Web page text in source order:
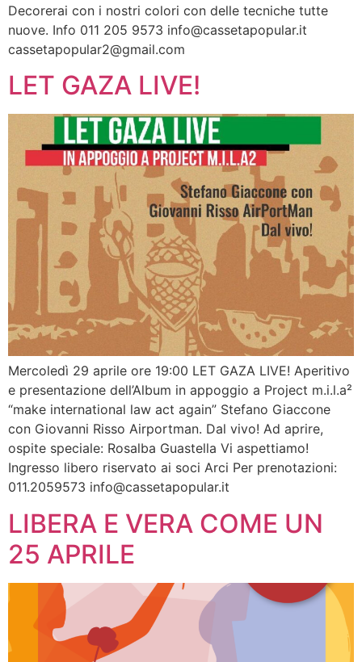
Decorerai con i nostri colori con delle tecniche tutte
nuove. Info 011 205 9573 info@cassetapopular.it
cassetapopular2@gmail.com
LET GAZA LIVE!
Mercoledì 29 aprile ore 19:00 LET GAZA LIVE! Aperitivo
e presentazione dell’Album in appoggio a Project m.i.l.a²
“make international law act again” Stefano Giaccone
con Giovanni Risso Airportman. Dal vivo! Ad aprire,
ospite speciale: Rosalba Guastella Vi aspettiamo!
Ingresso libero riservato ai soci Arci Per prenotazioni:
011.2059573 info@cassetapopular.it
LIBERA E VERA COME UN
25 APRILE